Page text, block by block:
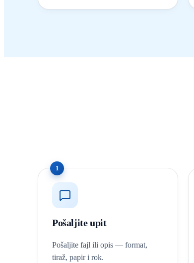
1
Pošaljite upit
Pošaljite fajl ili opis — format,
tiraž, papir i rok.